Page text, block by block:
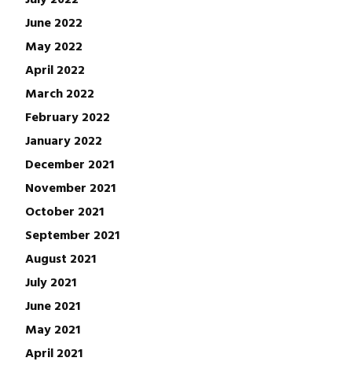
June 2022
May 2022
April 2022
March 2022
February 2022
January 2022
December 2021
November 2021
October 2021
September 2021
August 2021
July 2021
June 2021
May 2021
April 2021